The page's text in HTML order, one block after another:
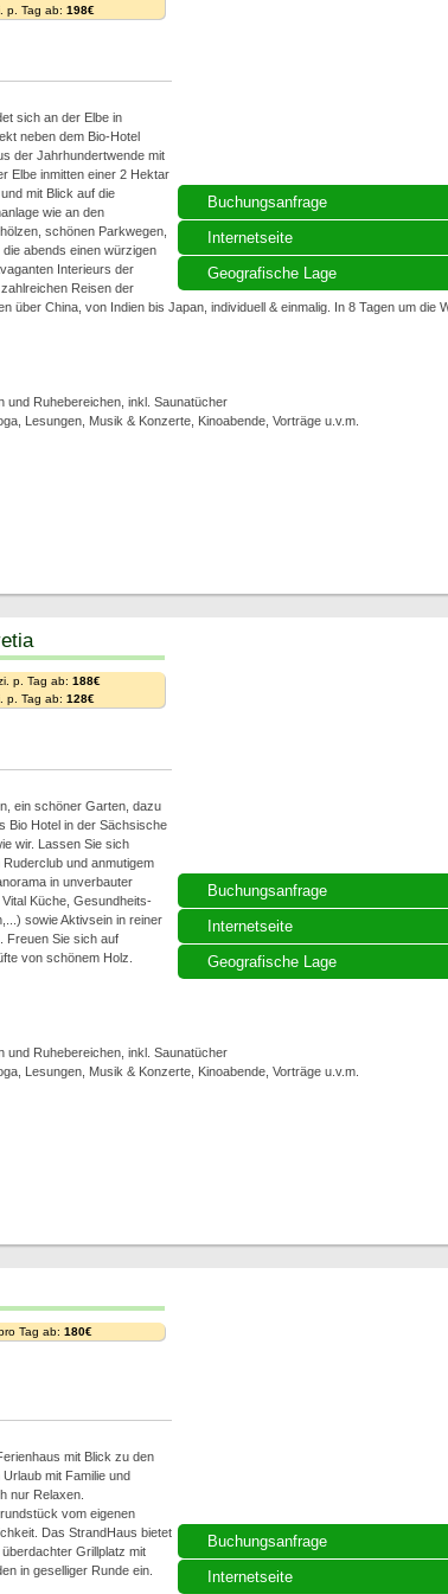
Buchungsanfrage
Internetseite
Geografische Lage
p. Tag ab: 198€
sich an der Elbe in
neben dem Bio-Hotel
der Jahrhundertwende mit
Elbe inmitten einer 2 Hektar
mit Blick auf die
wie an den
schönen Parkwegen,
abends einen würzigen
Interieurs der
Reisen der
über China, von Indien bis Japan, individuell & einmalig. In 8 Tagen um die
und Ruhebereichen, inkl. Saunatücher
Lesungen, Musik & Konzerte, Kinoabende, Vorträge u.v.m.
Buchungsanfrage
Internetseite
Geografische Lage
p. Tag ab: 188€
p. Tag ab: 128€
ein schöner Garten, dazu
Bio Hotel in der Sächsische
wir. Lassen Sie sich
und anmutigem
in unverbauter
Küche, Gesundheits-
sowie Aktivsein in reiner
Freuen Sie sich auf
von schönem Holz.
und Ruhebereichen, inkl. Saunatücher
Lesungen, Musik & Konzerte, Kinoabende, Vorträge u.v.m.
Buchungsanfrage
Internetseite
Tag ab: 180€
mit Blick zu den
mit Familie und
nur Relaxen.
vom eigenen
Das StrandHaus bietet
Grillplatz mit
in geselliger Runde ein.